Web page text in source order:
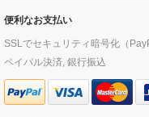
便利なお支払い
SSLでセキュリティ暗号化（
ペイパル決済, 銀行振込